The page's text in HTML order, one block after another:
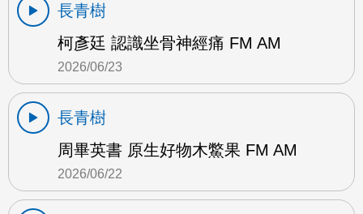
長青樹
柯彥廷 認識坐骨神經痛 FM AM
2026/06/23
長青樹
周畢英書 原生好物木鱉果 FM AM
2026/06/22